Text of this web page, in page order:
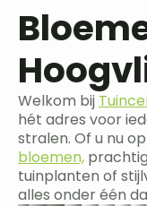
Welkom bij
hét adres voor
stralen. Of u nu
bloemen,
tuinplanten of
alles onder één